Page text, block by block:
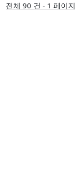
전체 90 건 - 1 페이지